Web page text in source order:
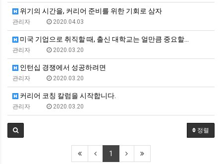
위기의 시간을, 커리어 준비를 위한 기회로 삼자
관리자 2020.04.03
미국 기업으로 취직할 때, 출신 대학교는 얼만큼 중요할…
관리자 2020.03.20
인턴십 경쟁에서 성공하려면
관리자 2020.03.20
커리어 코칭 칼럼을 시작합니다.
관리자 2020.03.20
정렬
1